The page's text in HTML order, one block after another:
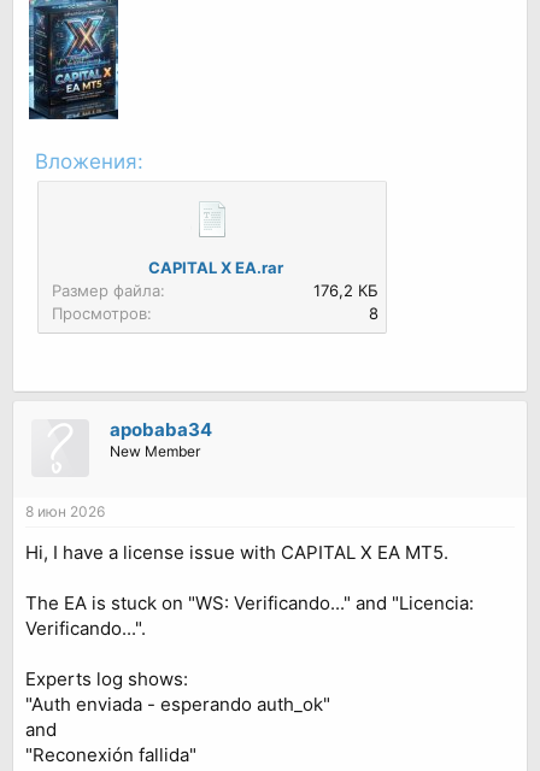
Вложения:
CAPITAL X EA.rar
Размер файла:
176,2 КБ
Просмотров:
8
apobaba34
New Member
8 июн 2026
Hi, I have a license issue with CAPITAL X EA MT5.
The EA is stuck on "WS: Verificando..." and "Licencia:
Verificando...".
Experts log shows:
"Auth enviada - esperando auth_ok"
and
"Reconexión fallida"